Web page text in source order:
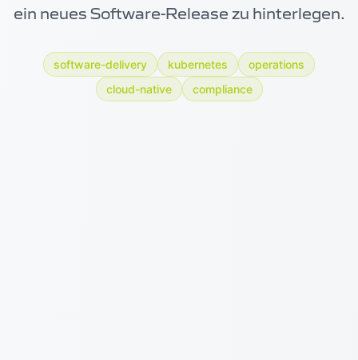
ein neues Software-Release zu hinterlegen.
software-delivery kubernetes
operations
cloud-native
compliance